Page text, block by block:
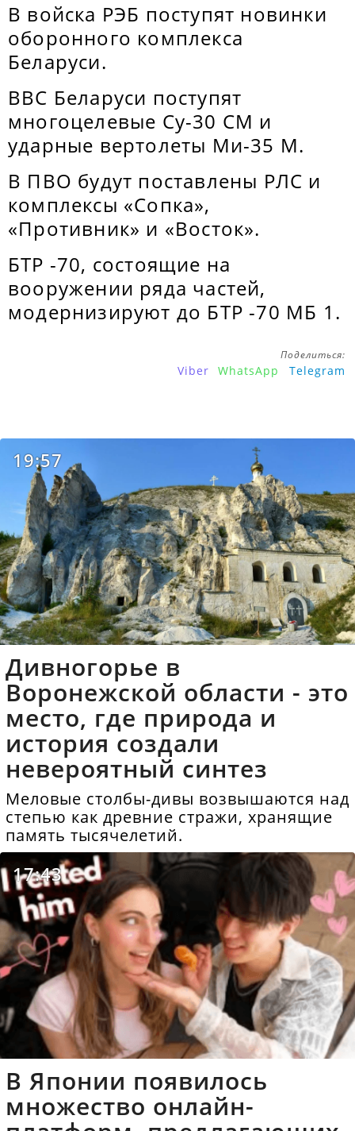
В войска РЭБ поступят новинки
оборонного комплекса
Беларуси.
ВВС Беларуси поступят
многоцелевые Су-30 СМ и
ударные вертолеты Ми-35 М.
В ПВО будут поставлены РЛС и
комплексы «Сопка»,
«Противник» и «Восток».
БТР -70, состоящие на
вооружении ряда частей,
модернизируют до БТР -70 МБ 1.
Поделиться:
Viber WhatsApp Telegram
19:57
Дивногорье в
Воронежской области - это
место, где природа и
история создали
невероятный синтез
Меловые столбы-дивы возвышаются над
степью как древние стражи, хранящие
память тысячелетий.
17:43
В Японии появилось
множество онлайн-